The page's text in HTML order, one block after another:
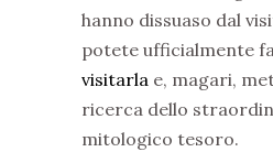
hanno dissuaso dal
potete ufficialmente
visitarla e, magari,
ricerca dello
mitologico tesoro.